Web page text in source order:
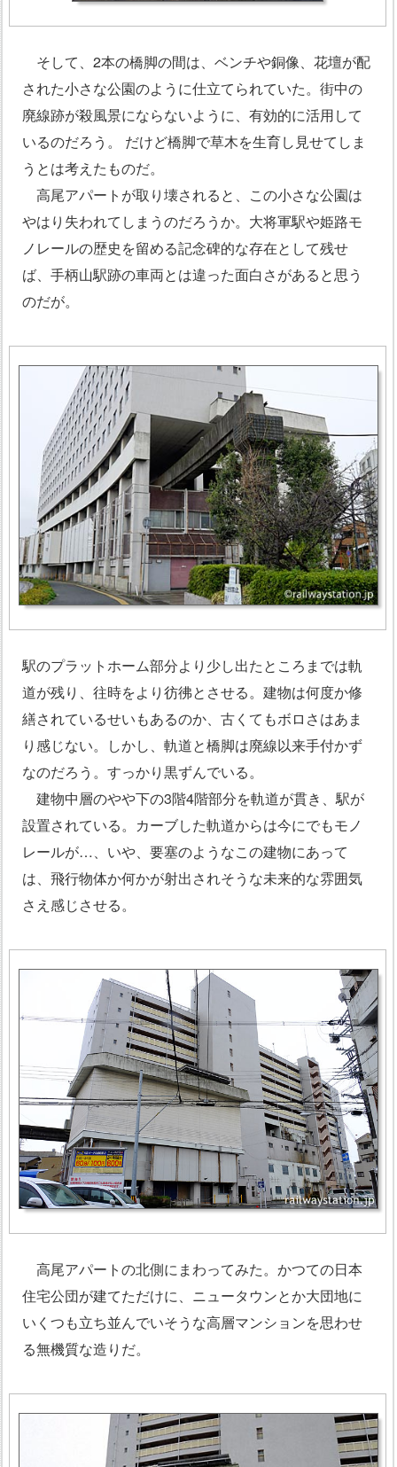
そして、2本の橋脚の間は、ベンチや銅像、花壇が配
された小さな公園のように仕立てられていた。街中の
廃線跡が殺風景にならないように、有効的に活用して
いるのだろう。 だけど橋脚で草木を生育し見せてしま
うとは考えたものだ。
高尾アパートが取り壊されると、この小さな公園は
やはり失われてしまうのだろうか。大将軍駅や姫路モ
ノレールの歴史を留める記念碑的な存在として残せ
ば、手柄山駅跡の車両とは違った面白さがあると思う
のだが。
駅のプラットホーム部分より少し出たところまでは軌
道が残り、往時をより彷彿とさせる。建物は何度か修
繕されているせいもあるのか、古くてもボロさはあま
り感じない。しかし、軌道と橋脚は廃線以来手付かず
なのだろう。すっかり黒ずんでいる。
建物中層のやや下の3階4階部分を軌道が貫き、駅が
設置されている。カーブした軌道からは今にでもモノ
レールが…、いや、要塞のようなこの建物にあって
は、飛行物体か何かが射出されそうな未来的な雰囲気
さえ感じさせる。
高尾アパートの北側にまわってみた。かつての日本
住宅公団が建てただけに、ニュータウンとか大団地に
いくつも立ち並んでいそうな高層マンションを思わせ
る無機質な造りだ。